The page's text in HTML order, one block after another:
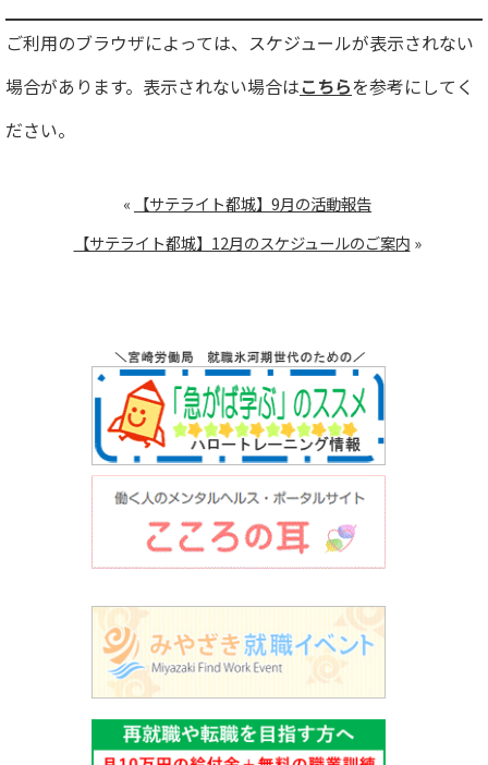
ご利用のブラウザによっては、スケジュールが表示されない
場合があります。表示されない場合はこちらを参考にしてく
ださい。
«
【サテライト都城】9月の活動報告
【サテライト都城】12月のスケジュールのご案内 »